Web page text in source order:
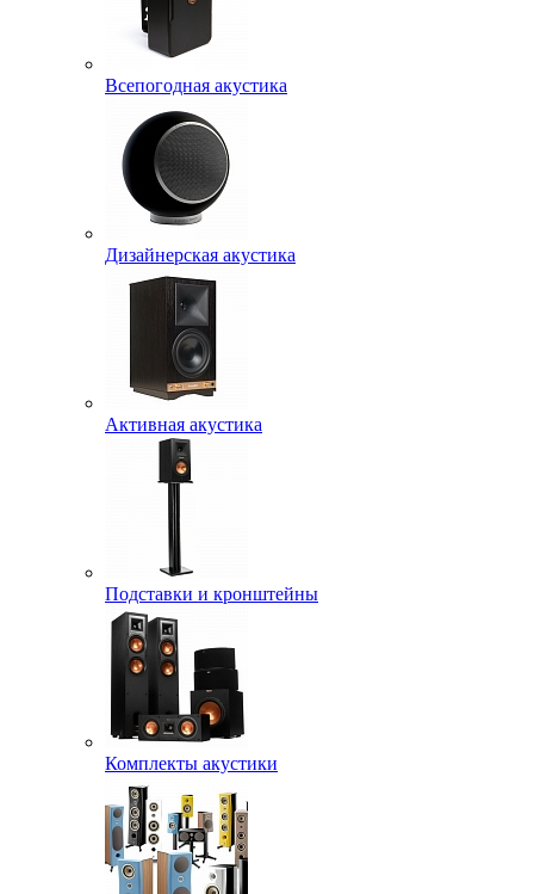
Всепогодная акустика
Дизайнерская акустика
Активная акустика
Подставки и кронштейны
Комплекты акустики